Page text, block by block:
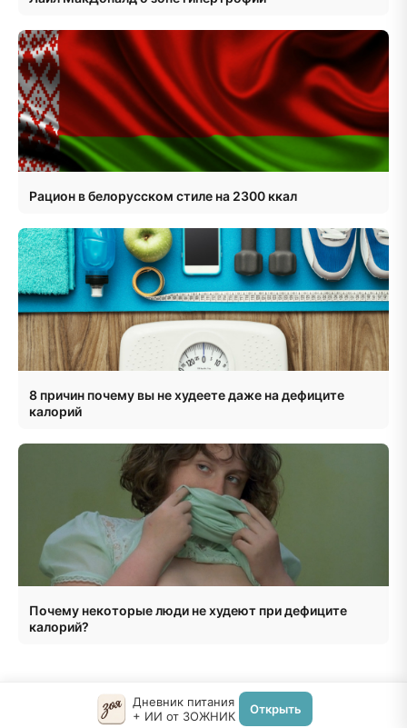
Рацион в белорусском стиле на 2300 ккал
8 причин почему вы не худеете даже на дефиците
калорий
Почему некоторые люди не худеют при дефиците
калорий?
Дневник питания
+ ИИ от ЗОЖНИК
Открыть